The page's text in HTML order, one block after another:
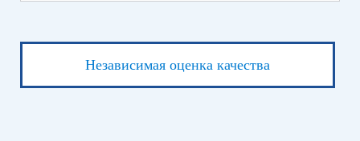
Независимая оценка качества